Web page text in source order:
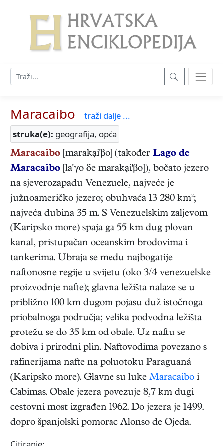
Maracaibo
traži dalje ...
struka(e): geografija, opća
Maracaibo [marakại'βo] (također Lago de
Maracaibo [la'γo δe marakại'βo]), bočato jezero
na sjeverozapadu Venezuele, najveće je
južnoameričko jezero; obuhvaća 13 280 km²;
najveća dubina 35 m. S Venezuelskim zaljevom
(Karipsko more) spaja ga 55 km dug plovan
kanal, pristupačan oceanskim brodovima i
tankerima. Ubraja se među najbogatije
naftonosne regije u svijetu (oko 3/4 venezuelske
proizvodnje nafte); glavna ležišta nalaze se u
približno 100 km dugom pojasu duž istočnoga
priobalnoga područja; velika podvodna ležišta
protežu se do 35 km od obale. Uz naftu se
dobiva i prirodni plin. Naftovodima povezano s
rafinerijama nafte na poluotoku Paraguaná
(Karipsko more). Glavne su luke Maracaibo i
Cabimas. Obale jezera povezuje 8,7 km dugi
cestovni most izgrađen 1962. Do jezera je 1499.
dopro španjolski pomorac Alonso de Ojeda.